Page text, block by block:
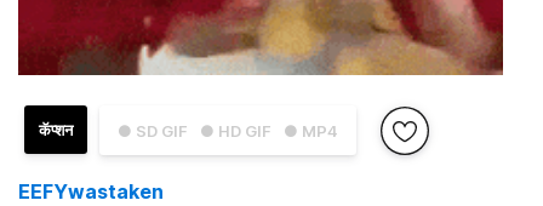
● SD GIF ● HD GIF ● MP4
कॅप्शन
EEFYwastaken